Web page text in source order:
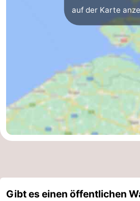
auf der Karte
Gibt es einen öffentlichen